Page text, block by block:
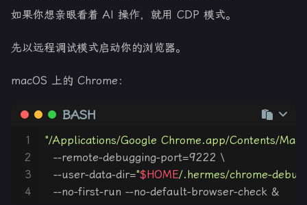
如果你想亲眼看着 AI 操作，就用 CDP 模式。
先以远程调试模式启动你的浏览器。
macOS 上的 Chrome：
BASH
1
2
3
4
"/Applications/Google Chrome.app/Contents/
  --remote-debugging-port=9222 \
  --user-data-dir=
"$HOME/.hermes/chrome-debug"
  --no-first-run --no-default-browser-check &